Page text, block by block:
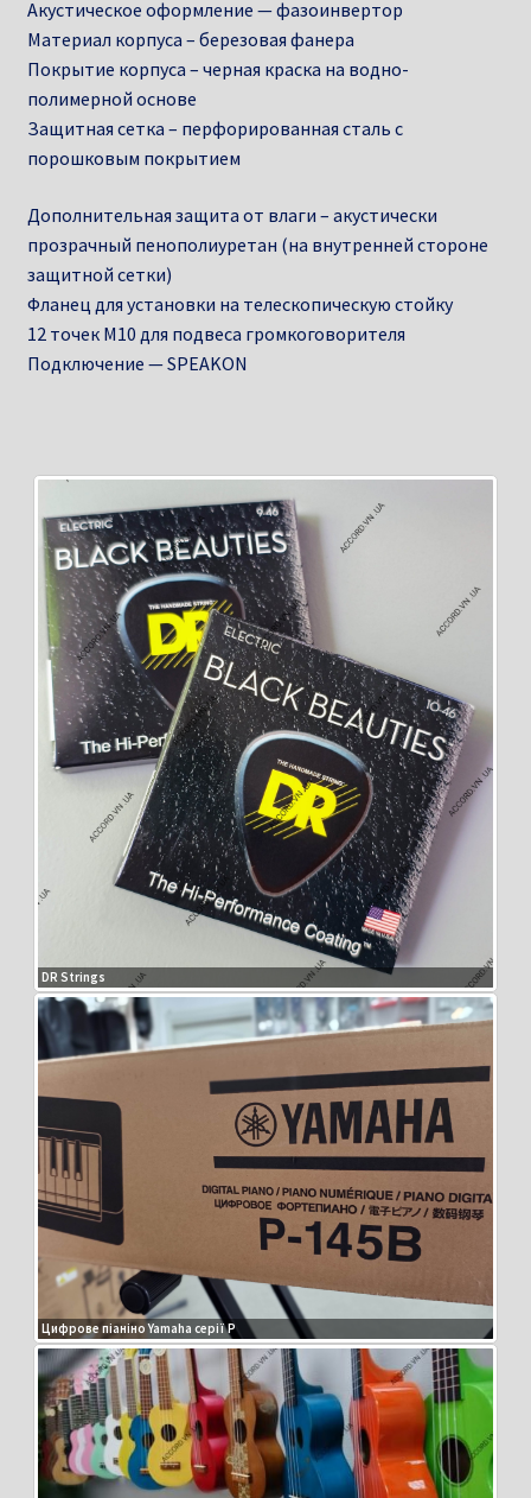
Акустическое оформление — фазоинвертор
Материал корпуса – березовая фанера
Покрытие корпуса – черная краска на водно-
полимерной основе
Защитная сетка – перфорированная сталь с
порошковым покрытием
Дополнительная защита от влаги – акустически
прозрачный пенополиуретан (на внутренней стороне
защитной сетки)
Фланец для установки на телескопическую стойку
12 точек M10 для подвеса громкоговорителя
Подключение — SPEAKON
DR Strings
Цифрове піаніно Yamaha серії P